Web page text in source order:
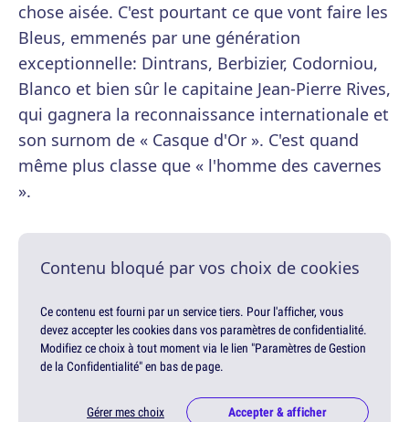
chose aisée. C'est pourtant ce que vont faire les
Bleus, emmenés par une génération
exceptionnelle: Dintrans, Berbizier, Codorniou,
Blanco et bien sûr le capitaine Jean-Pierre Rives,
qui gagnera la reconnaissance internationale et
son surnom de « Casque d'Or ». C'est quand
même plus classe que « l'homme des cavernes
».
Contenu bloqué par vos choix de cookies
Ce contenu est fourni par un service tiers. Pour l'afficher, vous
devez accepter les cookies dans vos paramètres de confidentialité.
Modifiez ce choix à tout moment via le lien "Paramètres de Gestion
de la Confidentialité" en bas de page.
Gérer mes choix Accepter & afficher